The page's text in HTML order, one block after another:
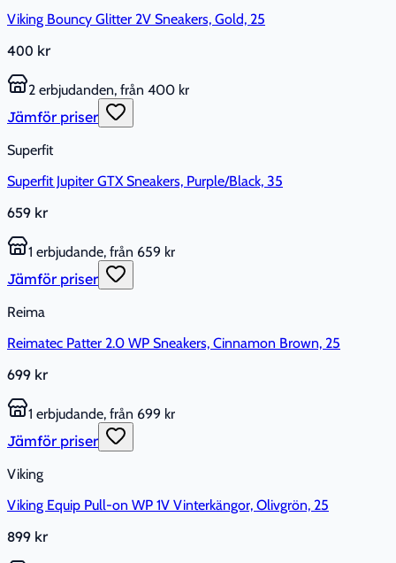
Viking Bouncy Glitter 2V Sneakers, Gold, 25
400 kr
2 erbjudanden, från 400 kr
Jämför priser
Superfit
Superfit Jupiter GTX Sneakers, Purple/Black, 35
659 kr
1 erbjudande, från 659 kr
Jämför priser
Reima
Reimatec Patter 2.0 WP Sneakers, Cinnamon Brown, 25
699 kr
1 erbjudande, från 699 kr
Jämför priser
Viking
Viking Equip Pull-on WP 1V Vinterkängor, Olivgrön, 25
899 kr